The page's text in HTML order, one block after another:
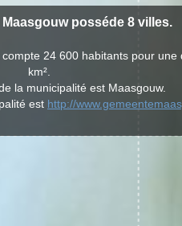
posséde 8 villes.
24 600 habitants pour
km².
la municipalité est Maasgouw.
est http://